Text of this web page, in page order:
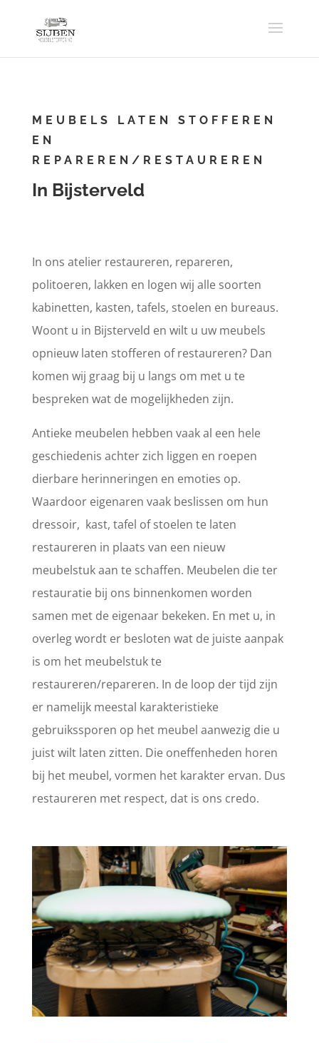
MEUBELS LATEN STOFFEREN
EN
REPAREREN/RESTAUREREN
In Bijsterveld
In ons atelier restaureren, repareren,
politoeren, lakken en logen wij alle soorten
kabinetten, kasten, tafels, stoelen en bureaus.
Woont u in Bijsterveld en wilt u uw meubels
opnieuw laten stofferen of restaureren? Dan
komen wij graag bij u langs om met u te
bespreken wat de mogelijkheden zijn.
Antieke meubelen hebben vaak al een hele
geschiedenis achter zich liggen en roepen
dierbare herinneringen en emoties op.
Waardoor eigenaren vaak beslissen om hun
dressoir, kast, tafel of stoelen te laten
restaureren in plaats van een nieuw
meubelstuk aan te schaffen. Meubelen die ter
restauratie bij ons binnenkomen worden
samen met de eigenaar bekeken. En met u, in
overleg wordt er besloten wat de juiste aanpak
is om het meubelstuk te
restaureren/repareren. In de loop der tijd zijn
er namelijk meestal karakteristieke
gebruikssporen op het meubel aanwezig die u
juist wilt laten zitten. Die oneffenheden horen
bij het meubel, vormen het karakter ervan. Dus
restaureren met respect, dat is ons credo.